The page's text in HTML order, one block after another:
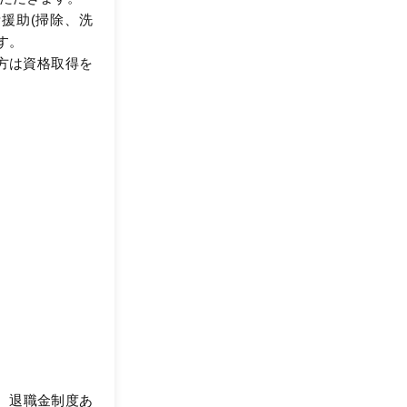
助(掃除、洗
は資格取得を
退職金制度あ